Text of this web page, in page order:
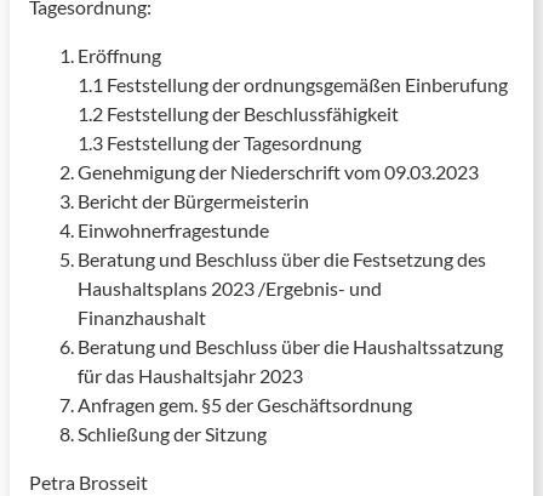
Tagesordnung:
Eröffnung
1.1 Feststellung der ordnungsgemäßen Einberufung
1.2 Feststellung der Beschlussfähigkeit
1.3 Feststellung der Tagesordnung
Genehmigung der Niederschrift vom 09.03.2023
Bericht der Bürgermeisterin
Einwohnerfragestunde
Beratung und Beschluss über die Festsetzung des
Haushaltsplans 2023 /Ergebnis- und
Finanzhaushalt
Beratung und Beschluss über die Haushaltssatzung
für das Haushaltsjahr 2023
Anfragen gem. §5 der Geschäftsordnung
Schließung der Sitzung
Petra Brosseit